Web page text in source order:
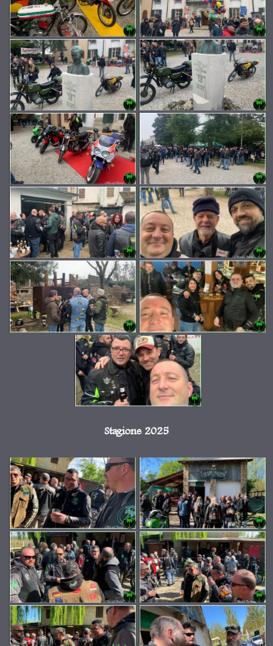
Stagione 2025